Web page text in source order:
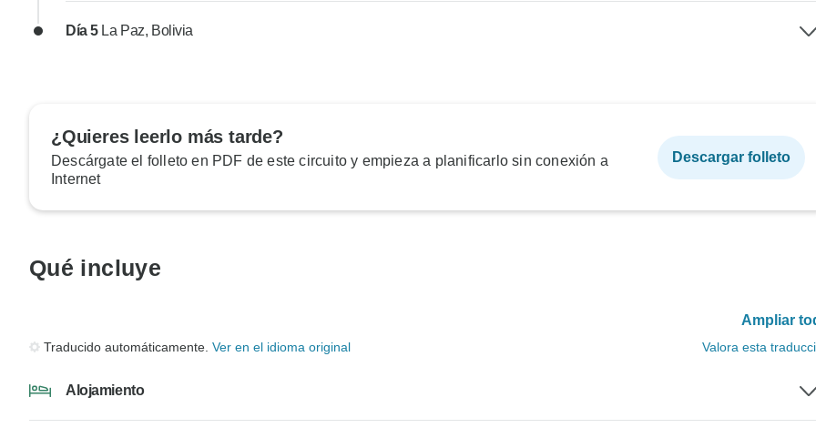
Día 5 La Paz, Bolivia
¿Quieres leerlo más tarde?
Descárgate el folleto en PDF de este circuito y empieza a planificarlo sin conexión a
Internet
Descargar folleto
Qué incluye
Ampliar
Traducido automáticamente. Ver en el idioma original Valora esta
Alojamiento